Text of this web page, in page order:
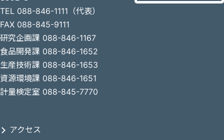
TEL 088-846-1111（代表）
FAX 088-845-9111
研究企画課 088-846-1167
食品開発課 088-846-1652
生産技術課 088-846-1653
資源環境課 088-846-1651
計量検定室 088-845-7770
アクセス